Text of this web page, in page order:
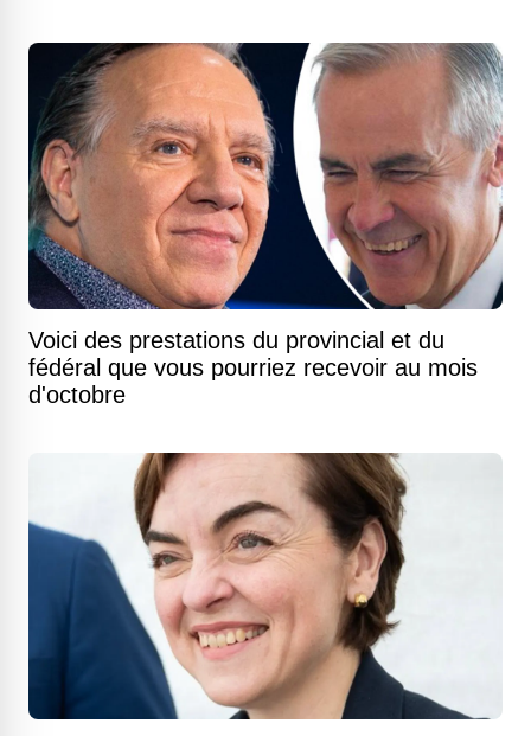
Voici des prestations du provincial et du
fédéral que vous pourriez recevoir au mois
d'octobre